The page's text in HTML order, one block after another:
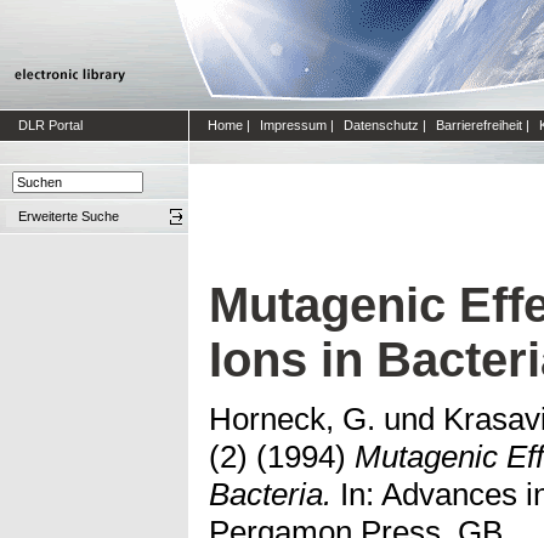
DLR Portal Home | Impressum | Datenschutz | Barrierefreiheit |
Erweiterte Suche
Mutagenic
Ions in
Horneck, G. und
(2) (1994) Mutagenic
Bacteria. In: Advances